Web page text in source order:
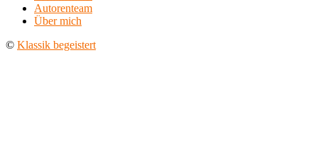
Autorenteam
Über mich
© Klassik begeistert